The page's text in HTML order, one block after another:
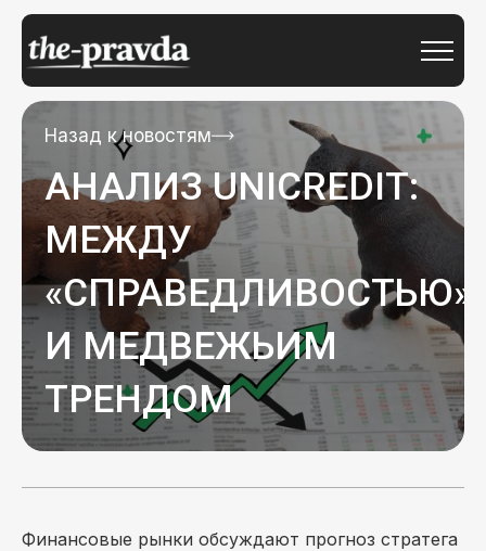
Назад к новостям
АНАЛИЗ UNICREDIT:
МЕЖДУ
«СПРАВЕДЛИВОСТЬЮ»
И МЕДВЕЖЬИМ
ТРЕНДОМ
Финансовые рынки обсуждают прогноз стратега